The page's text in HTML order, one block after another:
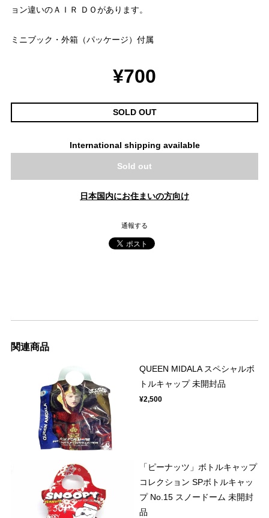
ョン違いのＡＩＲ ＤＯがあります。
ミニブック・外箱（パッケージ）付属
¥700
SOLD OUT
International shipping available
Sold out
日本国内にお住まいの方向け
通報する
関連商品
QUEEN MIDALA スペシャルボ
トルキャップ 未開封品
¥2,500
「ピーナッツ」ボトルキャップ
コレクション SPボトルキャッ
プ No.15 スノードーム 未開封
品